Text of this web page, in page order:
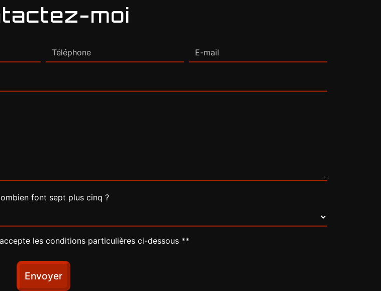
moi
font sept plus cinq ?
les conditions particulières ci-dessous **
Envoyer